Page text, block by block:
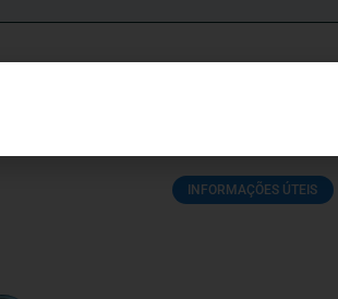
INFORMAÇÕES ÚTEIS